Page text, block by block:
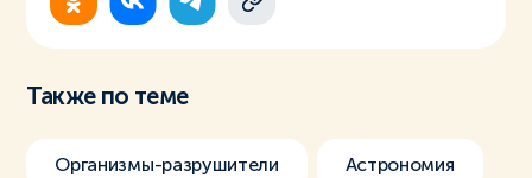
Также по теме
Организмы-разрушители Астрономия